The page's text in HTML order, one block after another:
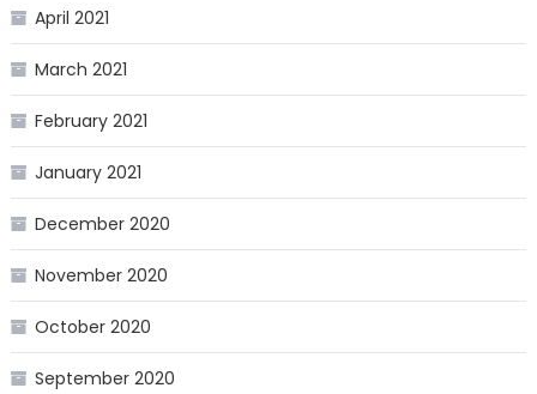
April 2021
March 2021
February 2021
January 2021
December 2020
November 2020
October 2020
September 2020